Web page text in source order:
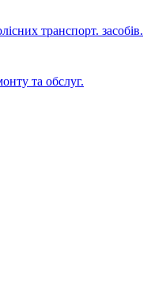
транспорт. засобів.
та обслуг.